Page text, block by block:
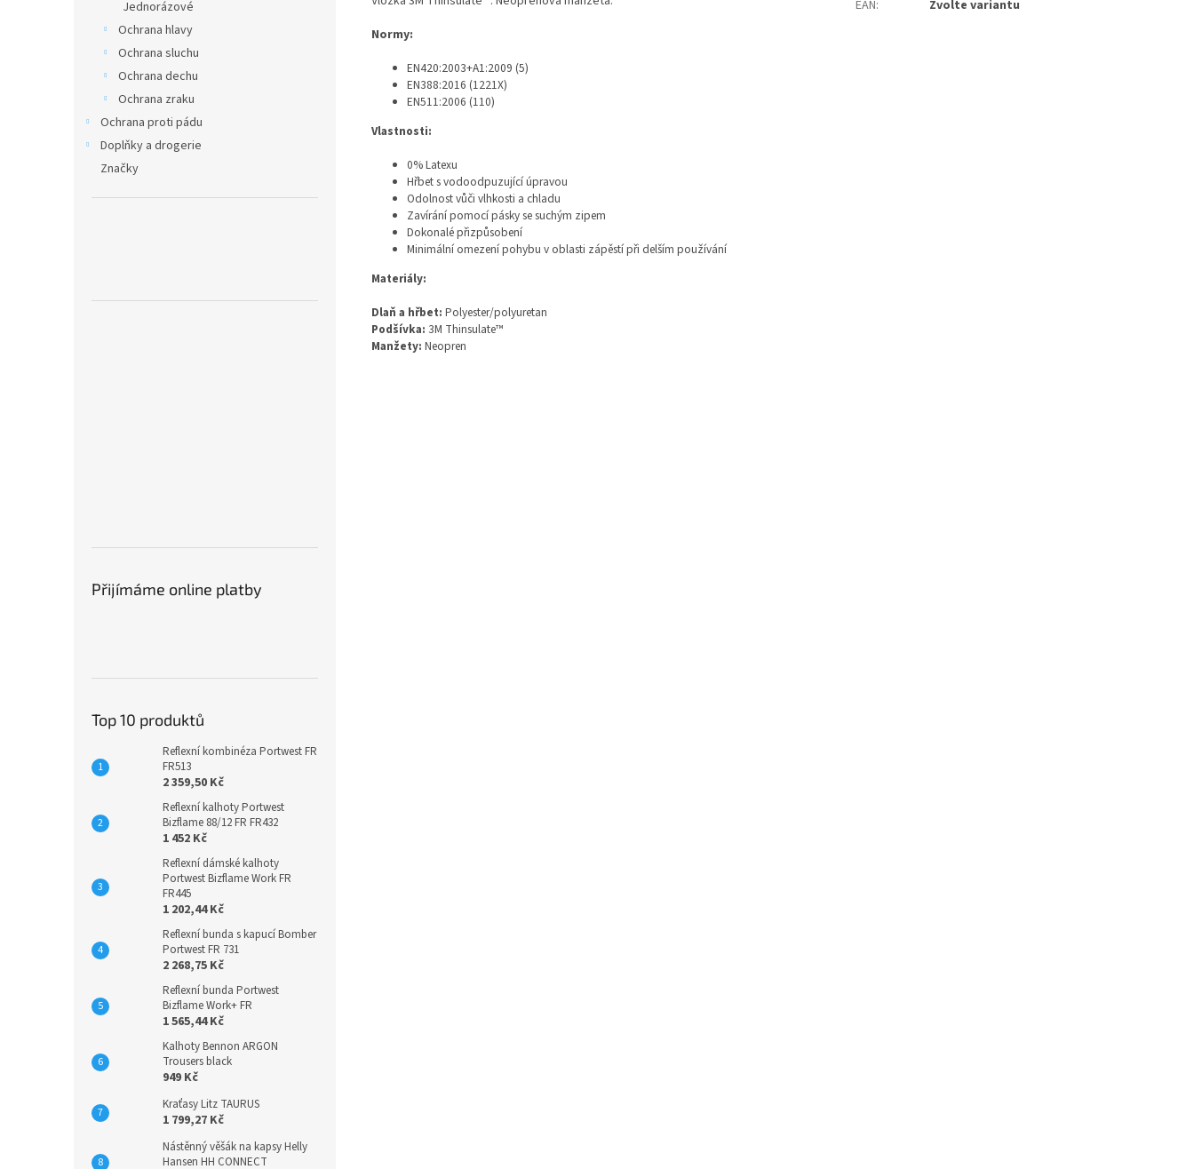
Jednorázové
Ochrana hlavy
Ochrana sluchu
Ochrana dechu
Ochrana zraku
Ochrana proti pádu
Doplňky a drogerie
Značky
Přijímáme online platby
Top 10 produktů
Reflexní kombinéza Portwest FR
FR513
2 359,50 Kč
Reflexní kalhoty Portwest
Bizflame 88/12 FR FR432
1 452 Kč
Reflexní dámské kalhoty
Portwest Bizflame Work FR
FR445
1 202,44 Kč
Reflexní bunda s kapucí Bomber
Portwest FR 731
2 268,75 Kč
Reflexní bunda Portwest
Bizflame Work+ FR
1 565,44 Kč
Kalhoty Bennon ARGON
Trousers black
949 Kč
Kraťasy Litz TAURUS
1 799,27 Kč
Nástěnný věšák na kapsy Helly
Hansen HH CONNECT
Normy:
EN420:2003+A1:2009 (5)
EN388:2016 (1221X)
EN511:2006 (110)
Vlastnosti:
0% Latexu
Hřbet s vodoodpuzující úpravou
Odolnost vůči vlhkosti a chladu
Zavírání pomocí pásky se suchým zipem
Dokonalé přizpůsobení
Minimální omezení pohybu v oblasti zápěstí při delším používání
Materiály:
Dlaň a hřbet: Polyester/polyuretan
Podšívka: 3M Thinsulate™
Manžety: Neopren
EAN: Zvolte variantu